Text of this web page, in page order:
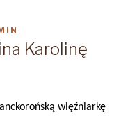
Karolinę
więźniarkę